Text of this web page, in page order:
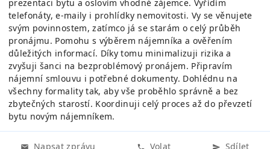
prezentaci bytu a oslovím vhodné zájemce. Vyřídím
telefonáty, e-maily i prohlídky nemovitosti. Vy se věnujete
svým povinnostem, zatímco já se starám o celý průběh
pronájmu. Pomohu s výběrem nájemníka a ověřením
důležitých informací. Díky tomu minimalizuji rizika a
zvyšuji šanci na bezproblémový pronájem. Připravím
nájemní smlouvu i potřebné dokumenty. Dohlédnu na
všechny formality tak, aby vše proběhlo správně a bez
zbytečných starostí. Koordinuji celý proces až do převzetí
bytu novým nájemníkem.
Napsat zprávu Volat Sdílet